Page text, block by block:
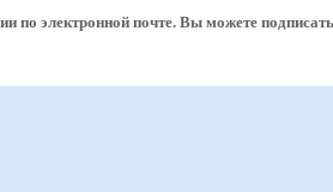
по электронной почте. Вы можете